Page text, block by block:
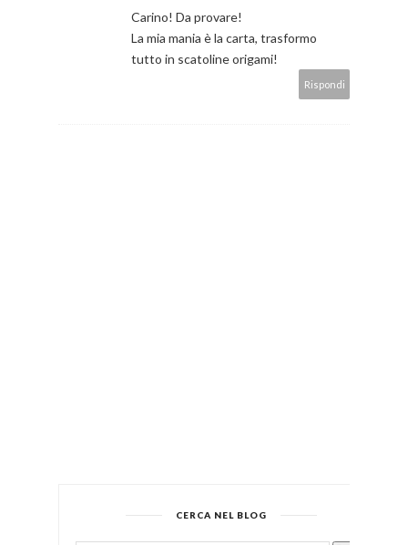
Carino! Da provare!
La mia mania è la carta, trasformo
tutto in scatoline origami!
Rispondi
CERCA NEL BLOG